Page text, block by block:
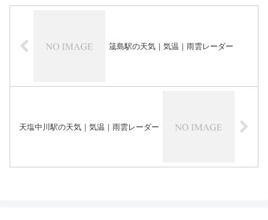
筬島駅の天気｜気温｜雨雲レーダー
天塩中川駅の天気｜気温｜雨雲レーダー